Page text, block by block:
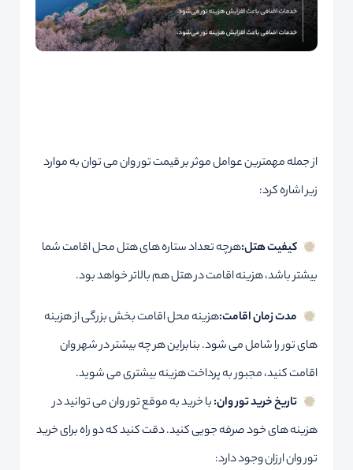
از جمله مهمترین عوامل موثر بر قیمت تور وان می توان به موارد
زیر اشاره کرد:
کیفیت هتل:هرچه تعداد ستاره های هتل محل اقامت شما
بیشتر باشد، هزینه اقامت در هتل هم بالاتر خواهد بود.
مدت زمان اقامت:هزینه محل اقامت بخش بزرگی از هزینه
های تور را شامل می شود. بنابراین هر چه بیشتر در شهر وان
اقامت کنید، مجبور به پرداخت هزینه بیشتری می شوید.
تاریخ خرید تور وان:با خرید به موقع تور وان می توانید در
هزینه های خود صرفه جویی کنید. دقت کنید که دو راه برای خرید
تور وان ارزان وجود دارد: